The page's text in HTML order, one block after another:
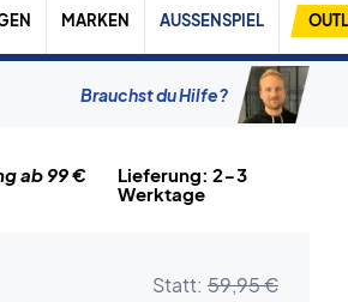
MARKEN AUSSENSPIEL
Brauchst du Hilfe?
ab 99 €
Lieferung: 2-3
Werktage
Statt: 59,95 €